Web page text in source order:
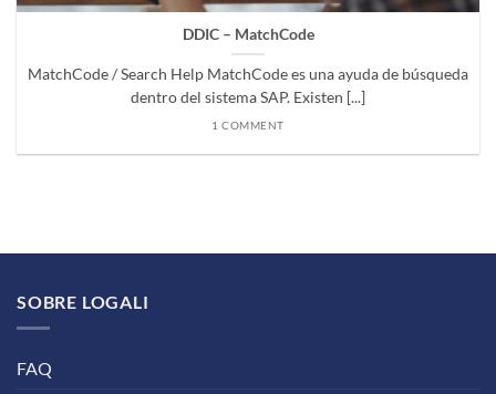
DDIC – MatchCode
MatchCode / Search Help MatchCode es una ayuda de búsqueda
dentro del sistema SAP. Existen [...]
1 COMMENT
SOBRE LOGALI
FAQ